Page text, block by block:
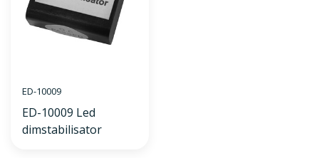
ED-10009
ED-10009 Led
dimstabilisator